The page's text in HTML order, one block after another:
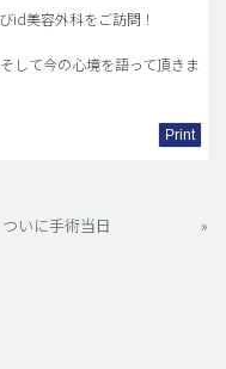
id美容外科をご訪問！
して今の心境を語って頂きま
Print
いに手術当日
»